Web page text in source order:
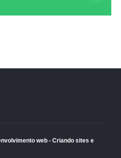
web - Criando sites e